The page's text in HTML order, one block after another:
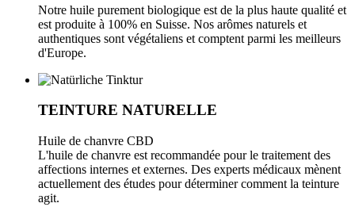
Notre huile purement biologique est de la plus haute qualité et
est produite à 100% en Suisse. Nos arômes naturels et
authentiques sont végétaliens et comptent parmi les meilleurs
d'Europe.
TEINTURE NATURELLE
Huile de chanvre CBD
L'huile de chanvre est recommandée pour le traitement des
affections internes et externes. Des experts médicaux mènent
actuellement des études pour déterminer comment la teinture
agit.